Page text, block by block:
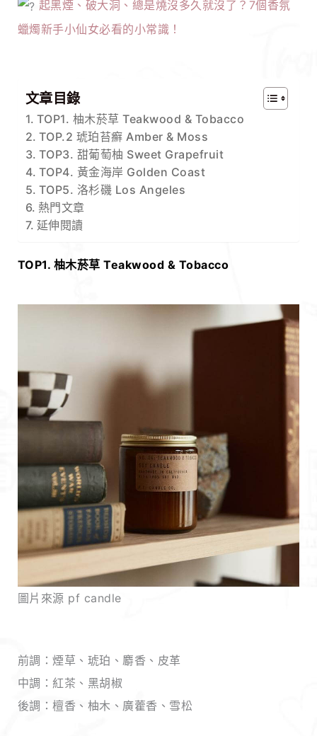
起黑煙、破大洞、總是燒沒多久就沒了？7個香氛
蠟燭新手小仙女必看的小常識！
文章目錄
TOP1. 柚木菸草 Teakwood & Tobacco
TOP.2 琥珀苔癬 Amber & Moss
TOP3. 甜葡萄柚 Sweet Grapefruit
TOP4. 黃金海岸 Golden Coast
TOP5. 洛杉磯 Los Angeles
熱門文章
延伸閱讀
TOP1. 柚木菸草 Teakwood & Tobacco
圖片來源 pf candle
前調：煙草、琥珀、麝香、皮革
中調：紅茶、黑胡椒
後調：檀香、柚木、廣藿香、雪松